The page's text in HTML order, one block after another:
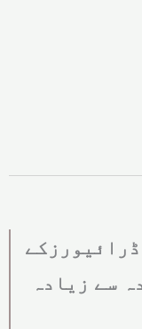
سے زیادہ